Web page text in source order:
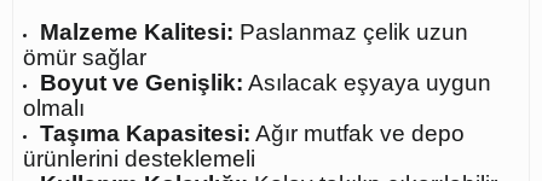
Malzeme Kalitesi: Paslanmaz çelik uzun
ömür sağlar
Boyut ve Genişlik: Asılacak eşyaya uygun
olmalı
Taşıma Kapasitesi: Ağır mutfak ve depo
ürünlerini desteklemeli